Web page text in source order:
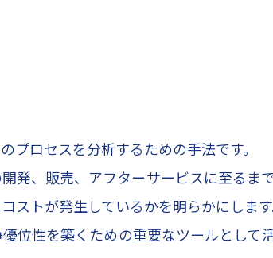
ロセスを分析するための手法です。
発、販売、アフターサービスに至るま
トが発生しているかを明らかにします
位性を築くための重要なツールとして